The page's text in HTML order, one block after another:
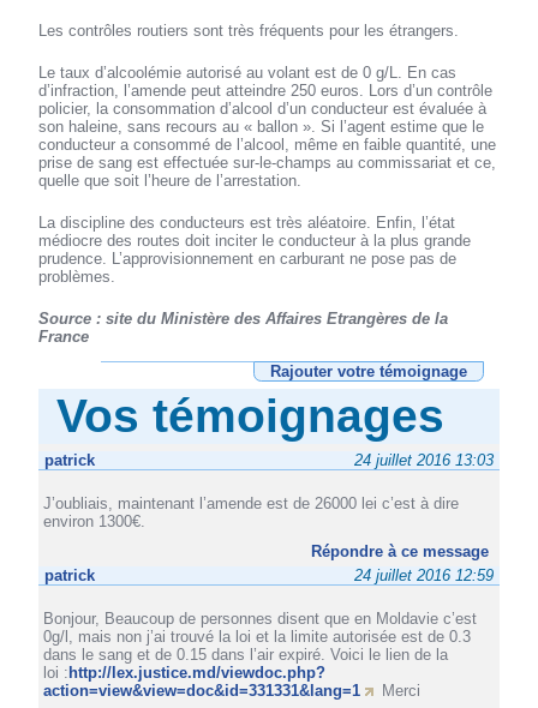
Les contrôles routiers sont très fréquents pour les étrangers.
Le taux d’alcoolémie autorisé au volant est de 0 g/L. En cas
d’infraction, l’amende peut atteindre 250 euros. Lors d’un contrôle
policier, la consommation d’alcool d’un conducteur est évaluée à
son haleine, sans recours au « ballon ». Si l’agent estime que le
conducteur a consommé de l’alcool, même en faible quantité, une
prise de sang est effectuée sur-le-champs au commissariat et ce,
quelle que soit l’heure de l’arrestation.
La discipline des conducteurs est très aléatoire. Enfin, l’état
médiocre des routes doit inciter le conducteur à la plus grande
prudence. L’approvisionnement en carburant ne pose pas de
problèmes.
Source : site du Ministère des Affaires Etrangères de la
France
Rajouter votre témoignage
Vos témoignages
patrick 24 juillet 2016 13:03
J’oubliais, maintenant l’amende est de 26000 lei c’est à dire
environ 1300€.
Répondre à ce message
patrick
24 juillet 2016 12:59
Bonjour, Beaucoup de personnes disent que en Moldavie c’est
0g/l, mais non j’ai trouvé la loi et la limite autorisée est de 0.3
dans le sang et de 0.15 dans l’air expiré. Voici le lien de la
loi : http://lex.justice.md/viewdoc.php?
action=view&view=doc&id=331331&lang=1
Merci